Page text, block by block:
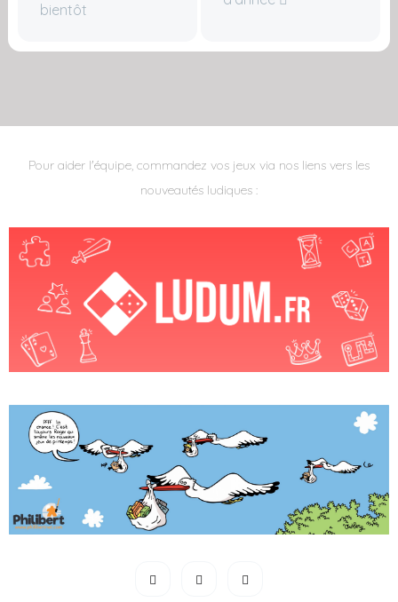
bientôt
Pour aider l'équipe, commandez vos jeux via nos liens vers les
nouveautés ludiques :